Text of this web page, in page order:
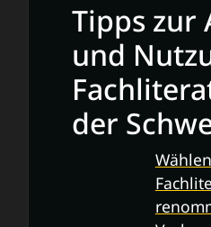
Tipps zur
und
der